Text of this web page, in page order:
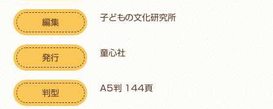
編集
子どもの文化研究所
発行
童心社
判型
A5判 144頁